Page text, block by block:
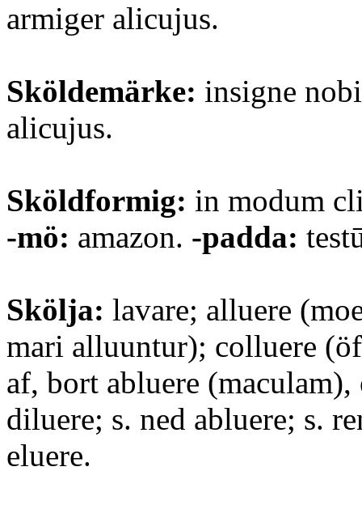
armiger alicujus.
Sköldemärke: insigne
alicujus.
Sköldformig: in modum
-mö: amazon. -padda:
Skölja: lavare; alluere
mari alluuntur); colluere
af, bort abluere
diluere; s. ned abluere; s.
eluere.